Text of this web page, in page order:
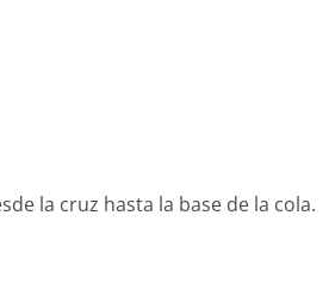
la cruz hasta la base de la cola.